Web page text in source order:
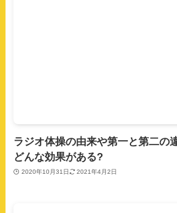
ラジオ体操の由来や第一と第二の
どんな効果がある?
2020年10月31日 2021年4月2日